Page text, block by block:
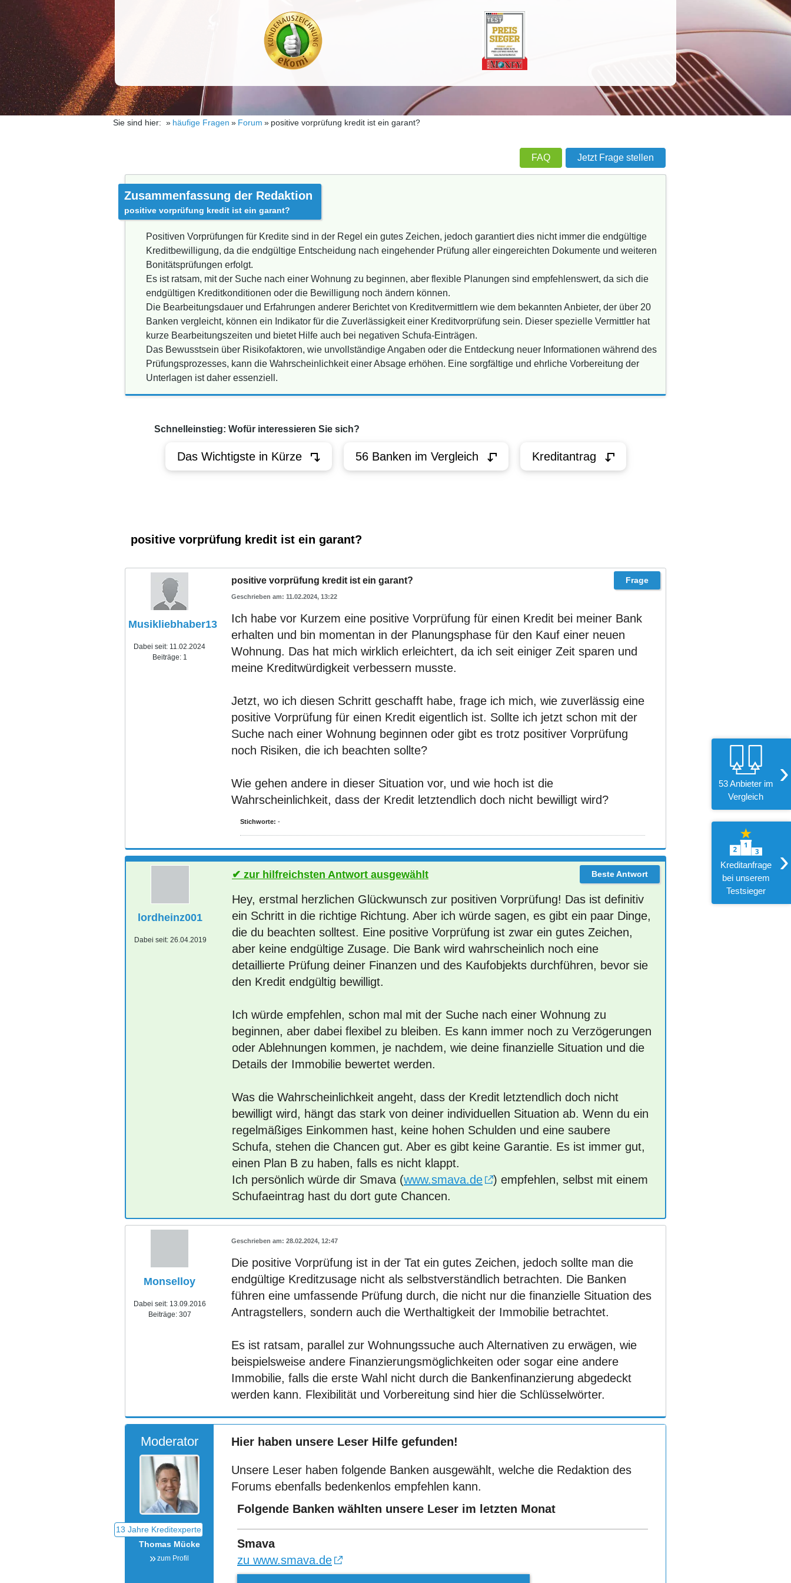
53 Anbieter im
Vergleich
›
Kreditanfrage
bei unserem
Testsieger
›
Sie sind hier: häufige Fragen Forum positive vorprüfung kredit ist ein garant?
FAQ Jetzt Frage stellen
Zusammenfassung der Redaktion
positive vorprüfung kredit ist ein garant?
Positiven Vorprüfungen für Kredite sind in der Regel ein gutes Zeichen, jedoch garantiert dies nicht immer die endgültige
Kreditbewilligung, da die endgültige Entscheidung nach eingehender Prüfung aller eingereichten Dokumente und weiteren
Bonitätsprüfungen erfolgt.
Es ist ratsam, mit der Suche nach einer Wohnung zu beginnen, aber flexible Planungen sind empfehlenswert, da sich die
endgültigen Kreditkonditionen oder die Bewilligung noch ändern können.
Die Bearbeitungsdauer und Erfahrungen anderer Berichtet von Kreditvermittlern wie dem bekannten Anbieter, der über 20
Banken vergleicht, können ein Indikator für die Zuverlässigkeit einer Kreditvorprüfung sein. Dieser spezielle Vermittler hat
kurze Bearbeitungszeiten und bietet Hilfe auch bei negativen Schufa-Einträgen.
Das Bewusstsein über Risikofaktoren, wie unvollständige Angaben oder die Entdeckung neuer Informationen während des
Prüfungsprozesses, kann die Wahrscheinlichkeit einer Absage erhöhen. Eine sorgfältige und ehrliche Vorbereitung der
Unterlagen ist daher essenziell.
Schnelleinstieg: Wofür interessieren Sie sich?
Das Wichtigste in Kürze 56 Banken im Vergleich Kreditantrag
positive vorprüfung kredit ist ein garant?
Musikliebhaber13
Dabei seit: 11.02.2024
Beiträge: 1
positive vorprüfung kredit ist ein garant?
11.02.2024, 13:22
Ich habe vor Kurzem eine positive Vorprüfung für einen Kredit bei meiner Bank
erhalten und bin momentan in der Planungsphase für den Kauf einer neuen
Wohnung. Das hat mich wirklich erleichtert, da ich seit einiger Zeit sparen und
meine Kreditwürdigkeit verbessern musste.
Jetzt, wo ich diesen Schritt geschafft habe, frage ich mich, wie zuverlässig eine
positive Vorprüfung für einen Kredit eigentlich ist. Sollte ich jetzt schon mit der
Suche nach einer Wohnung beginnen oder gibt es trotz positiver Vorprüfung
noch Risiken, die ich beachten sollte?
Wie gehen andere in dieser Situation vor, und wie hoch ist die
Wahrscheinlichkeit, dass der Kredit letztendlich doch nicht bewilligt wird?
Stichworte: -
lordheinz001
Dabei seit: 26.04.2019
zur hilfreichsten Antwort ausgewählt
Hey, erstmal herzlichen Glückwunsch zur positiven Vorprüfung! Das ist definitiv
ein Schritt in die richtige Richtung. Aber ich würde sagen, es gibt ein paar Dinge,
die du beachten solltest. Eine positive Vorprüfung ist zwar ein gutes Zeichen,
aber keine endgültige Zusage. Die Bank wird wahrscheinlich noch eine
detaillierte Prüfung deiner Finanzen und des Kaufobjekts durchführen, bevor sie
den Kredit endgültig bewilligt.
Ich würde empfehlen, schon mal mit der Suche nach einer Wohnung zu
beginnen, aber dabei flexibel zu bleiben. Es kann immer noch zu Verzögerungen
oder Ablehnungen kommen, je nachdem, wie deine finanzielle Situation und die
Details der Immobilie bewertet werden.
Was die Wahrscheinlichkeit angeht, dass der Kredit letztendlich doch nicht
bewilligt wird, hängt das stark von deiner individuellen Situation ab. Wenn du ein
regelmäßiges Einkommen hast, keine hohen Schulden und eine saubere
Schufa, stehen die Chancen gut. Aber es gibt keine Garantie. Es ist immer gut,
einen Plan B zu haben, falls es nicht klappt.
Ich persönlich würde dir Smava (www.smava.de
) empfehlen, selbst mit einem
Schufaeintrag hast du dort gute Chancen.
Monselloy
Dabei seit: 13.09.2016
Beiträge: 307
28.02.2024, 12:47
Die positive Vorprüfung ist in der Tat ein gutes Zeichen, jedoch sollte man die
endgültige Kreditzusage nicht als selbstverständlich betrachten. Die Banken
führen eine umfassende Prüfung durch, die nicht nur die finanzielle Situation des
Antragstellers, sondern auch die Werthaltigkeit der Immobilie betrachtet.
Es ist ratsam, parallel zur Wohnungssuche auch Alternativen zu erwägen, wie
beispielsweise andere Finanzierungsmöglichkeiten oder sogar eine andere
Immobilie, falls die erste Wahl nicht durch die Bankenfinanzierung abgedeckt
werden kann. Flexibilität und Vorbereitung sind hier die Schlüsselwörter.
Moderator
Thomas Mücke
zum Profil
Hier haben unsere Leser Hilfe gefunden!
Unsere Leser haben folgende Banken ausgewählt, welche die Redaktion des
Forums ebenfalls bedenkenlos empfehlen kann.
Folgende Banken wählten unsere Leser im letzten Monat
Smava
zu www.smava.de